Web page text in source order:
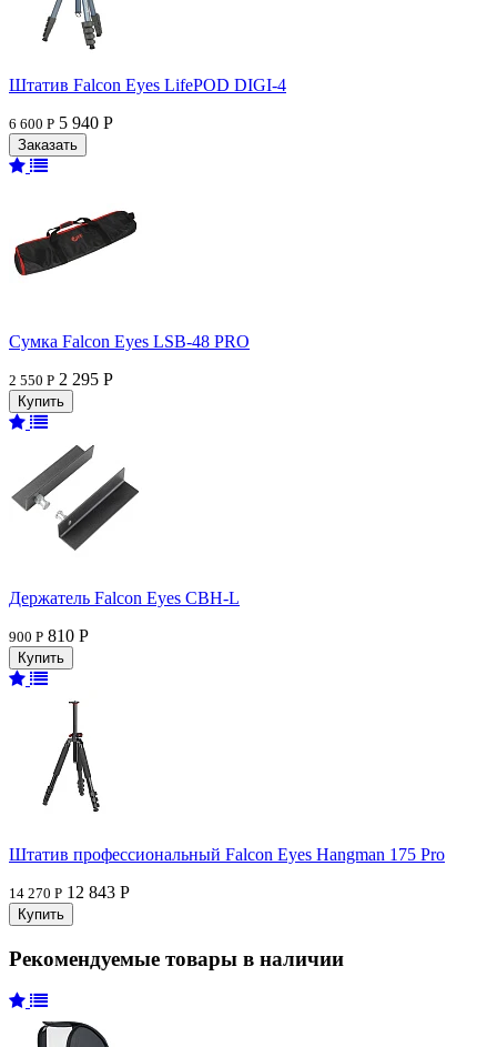
Штатив Falcon Eyes LifePOD DIGI-4
6 600 Р 5 940 Р
Сумка Falcon Eyes LSB-48 PRO
2 550 Р 2 295 Р
Держатель Falcon Eyes CBH-L
900 Р 810 Р
Штатив профессиональный Falcon Eyes Hangman 175 Pro
14 270 Р 12 843 Р
Рекомендуемые товары в наличии